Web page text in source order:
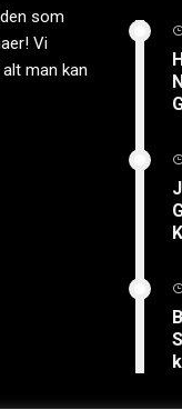
som
Vi
man kan